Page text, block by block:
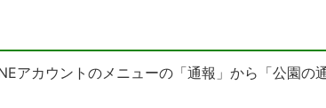
アカウントのメニューの「通報」から「公園の